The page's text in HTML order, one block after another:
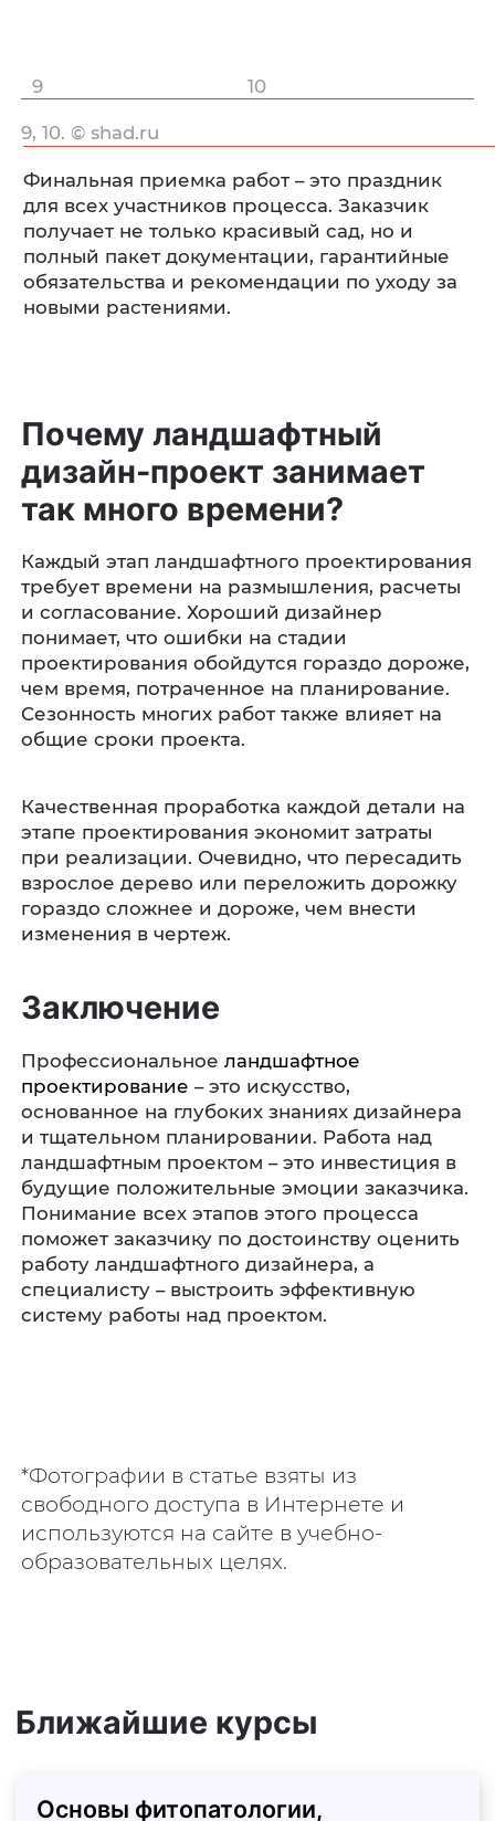
9 10
Финальная приемка работ – это праздник
для всех участников процесса. Заказчик
получает не только красивый сад, но и
полный пакет документации, гарантийные
обязательства и рекомендации по уходу за
новыми растениями.
9, 10. © shad.ru
Почему ландшафтный
дизайн-проект занимает
так много времени?
Каждый этап ландшафтного проектирования
требует времени на размышления, расчеты
и согласование. Хороший дизайнер
понимает, что ошибки на стадии
проектирования обойдутся гораздо дороже,
чем время, потраченное на планирование.
Сезонность многих работ также влияет на
общие сроки проекта.
Качественная проработка каждой детали на
этапе проектирования экономит затраты
при реализации. Очевидно, что пересадить
взрослое дерево или переложить дорожку
гораздо сложнее и дороже, чем внести
изменения в чертеж.
Заключение
Профессиональноеландшафтное
проектирование – это искусство,
основанное на глубоких знаниях дизайнера
и тщательном планировании. Работа над
ландшафтным проектом – это инвестиция в
будущие положительные эмоции заказчика.
Понимание всех этапов этого процесса
поможет заказчику по достоинству оценить
работу ландшафтного дизайнера, а
специалисту – выстроить эффективную
систему работы над проектом.
*Фотографии в статье взяты из
свободного доступа в Интернете и
используются на сайте в учебно-
образовательных целях.
Ближайшие курсы
Основы фитопатологии,